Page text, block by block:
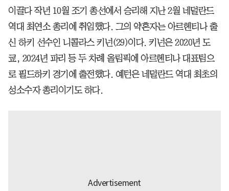
이끌다 작년 10월 조기 총선에서 승리해 지난 2월 네덜란드
역대 최연소 총리에 취임했다. 그의 약혼자는 아르헨티나 출
신 하키 선수인 니콜라스 키넌(29)이다. 키넌은 2020년 도
쿄, 2024년 파리 등 두 차례 올림픽에 아르헨티나 대표팀으
로 필드하키 경기에 출전했다. 예턴은 네덜란드 역대 최초의
성소수자 총리이기도 하다.